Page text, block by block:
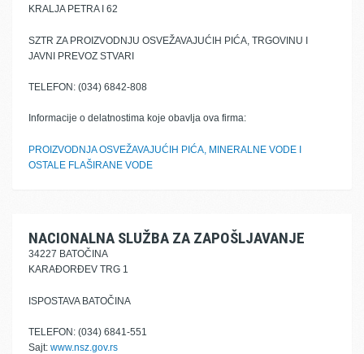
KRALJA PETRA I 62
SZTR ZA PROIZVODNJU OSVEŽAVAJUĆIH PIĆA, TRGOVINU I
JAVNI PREVOZ STVARI
TELEFON: (034) 6842-808
Informacije o delatnostima koje obavlja ova firma:
PROIZVODNJA OSVEŽAVAJUĆIH PIĆA, MINERALNE VODE I
OSTALE FLAŠIRANE VODE
NACIONALNA SLUŽBA ZA ZAPOŠLJAVANJE
34227 BATOČINA
KARAĐORĐEV TRG 1
ISPOSTAVA BATOČINA
TELEFON: (034) 6841-551
Sajt: www.nsz.gov.rs